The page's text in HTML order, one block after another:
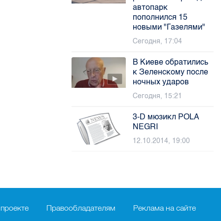
автопарк
пополнился 15
новыми "Газелями"
Сегодня, 17:04
В Киеве обратились
к Зеленскому после
ночных ударов
Сегодня, 15:21
3-D мюзикл POLA
NEGRI
12.10.2014, 19:00
Правообладателям Реклама на сайте